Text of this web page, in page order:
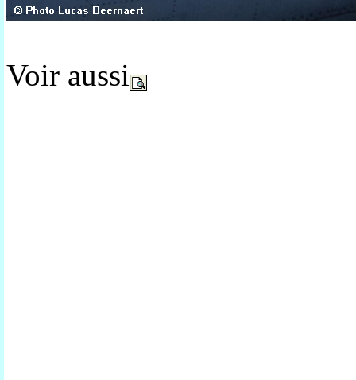
Voir aussi